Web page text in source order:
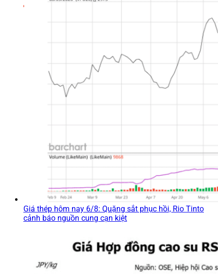
Giá thép hôm nay 6/8: Quặng sắt phục hồi, Rio Tinto
cảnh báo nguồn cung cạn kiệt